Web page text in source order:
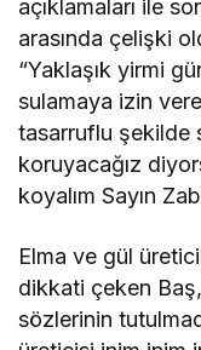
açıklamaları ile
arasında çelişki
“Yaklaşık yirmi
sulamaya izin
tasarruflu şekilde
koruyacağız
koyalım Sayın
Elma ve gül
dikkati çeken
sözlerinin